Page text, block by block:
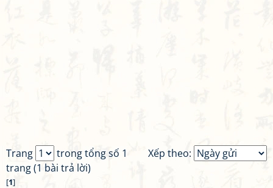
Xếp theo:
Trang
trong tổng số 1
trang (1 bài trả lời)
[1]